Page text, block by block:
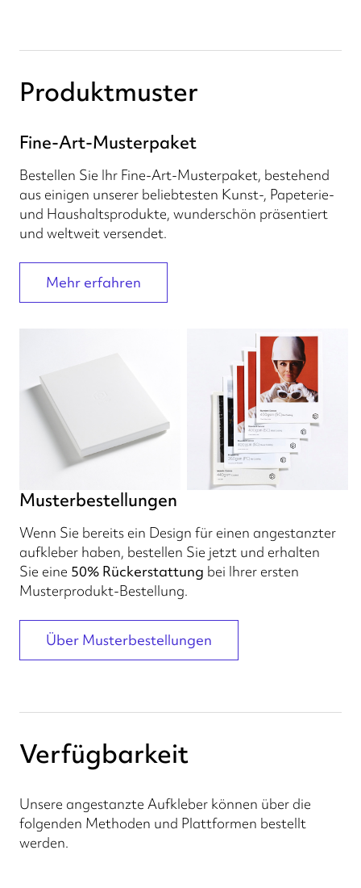
Produktmuster
Fine-Art-Musterpaket
Bestellen Sie Ihr Fine-Art-Musterpaket, bestehend
aus einigen unserer beliebtesten Kunst-, Papeterie-
und Haushaltsprodukte, wunderschön präsentiert
und weltweit versendet.
Mehr erfahren
Musterbestellungen
Wenn Sie bereits ein Design für einen angestanzter
aufkleber haben, bestellen Sie jetzt und erhalten
Sie eine 50% Rückerstattung bei Ihrer ersten
Musterprodukt-Bestellung.
Über Musterbestellungen
Verfügbarkeit
Unsere angestanzte Aufkleber können über die
folgenden Methoden und Plattformen bestellt
werden.